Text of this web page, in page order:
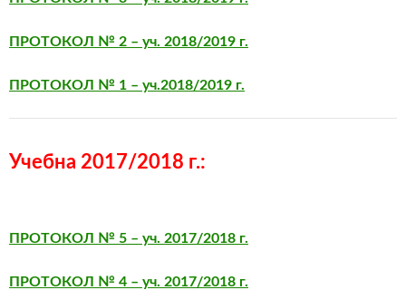
ПРОТОКОЛ № 2 – уч. 2018/2019 г.
ПРОТОКОЛ № 1 – уч.2018/2019 г.
Учебна 2017/2018 г.:
ПРОТОКОЛ № 5 – уч. 2017/2018 г.
ПРОТОКОЛ № 4 – уч. 2017/2018 г.